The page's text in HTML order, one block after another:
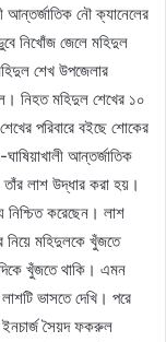
আন্তর্জাতিক নৌ ক্যানেলের
নিখোঁজ জেলে মহিদুল
শেখ উপজেলার
নিহত মহিদুল শেখের ১০
পরিবারে বইছে শোকের
আন্তর্জাতিক
তাঁর লাশ উদ্ধার করা হয়।
করেছেন। লাশ
নিয়ে মহিদুলকে খুঁজতে
খুঁজতে থাকি। এমন
ভাসতে দেখি। পরে
সৈয়দ ফকরুল